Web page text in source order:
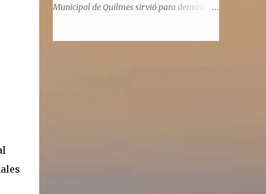
significaba de ninguna manera que era ad
Municipal de Quilmes sirvió para demostrar